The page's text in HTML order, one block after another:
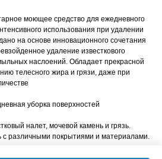
моющее средство для ежедневного
использования при удалении
на основе инновационного сочетания
удаление известкового
наслоений. Обладает прекрасной
телесного жира и грязи, даже при
уборка поверхностей
налет, мочевой камень и грязь.
с различными покрытиями и материалами.
извести и грязи в сочетании со